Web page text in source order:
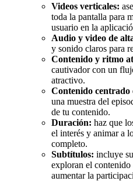
Videos verticales:
toda la pantalla para
usuario en la
Audio y video de
y sonido claros para
Contenido y ritmo
cautivador con un
atractivo.
Contenido centrado
una muestra del
de tu contenido.
Duración: haz que
el interés y animar a
completo.
Subtítulos: incluye
exploran el
aumentar la